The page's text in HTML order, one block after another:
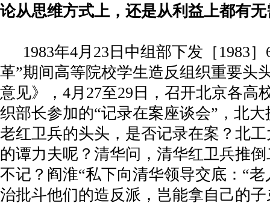
论从思维方式上，还是从利益上都有
1983年4月 23 日中组部下发［ 1983］
革”期间高等院校学生造反组织重要头
意见》， 4月 27至29 日，召开北京各高
织部长参加的“记录在案座谈会”，北
老红卫兵的头头，是否记录在案？北
的谭力夫呢？清华问，清华红卫兵推
不记？阎淮“私下向清华领导交底：“
治批斗他们的造反派，岂能拿自己的